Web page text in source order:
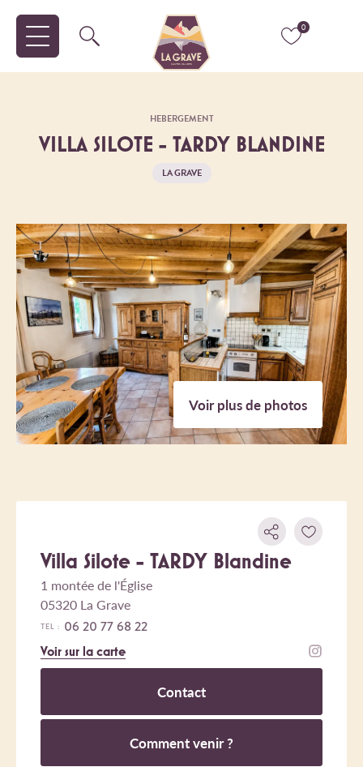
0
HEBERGEMENT
VILLA SILOTE - TARDY BLANDINE
LA GRAVE
Voir plus de photos
Villa Silote - TARDY Blandine
1 montée de l'Église
05320 La Grave
TEL : 06 20 77 68 22
Voir sur la carte
Contact
Comment venir ?